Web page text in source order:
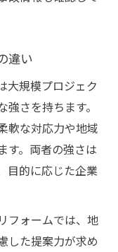
違い
大規模プロジェク
さを持ちます。
軟な対応力や地域
す。両者の強さは
目的に応じた企業
フォームでは、地
した提案力が求め